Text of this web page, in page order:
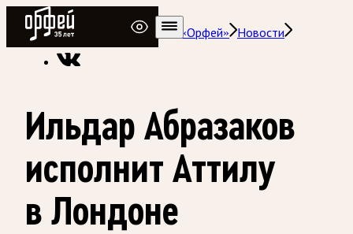
Радио Орфей
Радио классической музыки «Орфей»
Новости
Ильдар Абразаков
исполнит Аттилу
в Лондоне